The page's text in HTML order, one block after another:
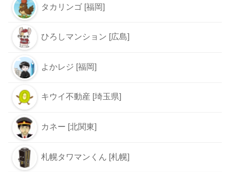
タカリンゴ [福岡]
ひろしマンション [広島]
よかレジ [福岡]
キウイ不動産 [埼玉県]
カネー [北関東]
札幌タワマンくん [札幌]